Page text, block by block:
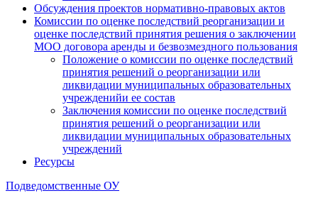
Обсуждения проектов нормативно-правовых актов
Комиссии по оценке последствий реорганизации и
оценке последствий принятия решения о заключении
МОО договора аренды и безвозмездного пользования
Положение о комиссии по оценке последствий
принятия решений о реорганизации или
ликвидации муниципальных образовательных
учрежденийи ее состав
Заключения комиссии по оценке последствий
принятия решений о реорганизации или
ликвидации муниципальных образовательных
учреждений
Ресурсы
Подведомственные ОУ